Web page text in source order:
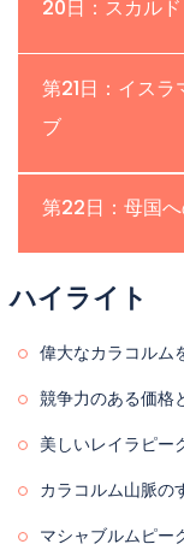
私たちはゴンド
います。このト
ことができます
の牧草地を通っ
を再開し、夜
とができます。
す。トレッキ
テント・食事：
Hushe Valleyへ
す。Hushe
す。私たちは
動することが
夕食が含まれて
20日：スカル
場所：Skardu |
今日は私たち
ドゥでは、洗浄
て、レイラピー
ェアのホテルの
ています。
第21日：イス
ブ
場所：
します。フラ
ェイで移動し
かかります。 •
事：朝食、昼食
第22日：母国
場所: | 高度:
クライマーにさ
ハイライト
偉大なカラコルム
競争力のある価格
美しいレイラピー
カラコルム山脈の
マシャブルムピー